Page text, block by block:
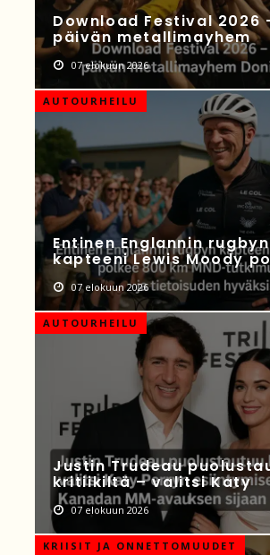
Download Festival 2026
päivän metallimayhem
07 elokuun 2026
AUTOURHEILU
Entinen Englannin rugbyn
kapteeni Lewis Moody
07 elokuun 2026
AUTOURHEILU
Justin Trudeau
kritiikiltä – valitsi Katy
07 elokuun 2026
KRIISIT JA ONNETTOMUUDET